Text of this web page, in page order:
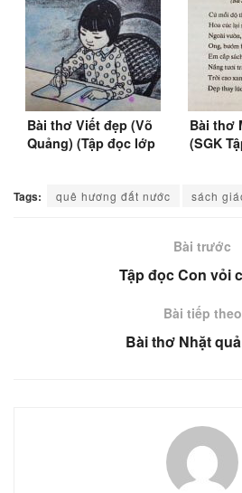
Bài thơ Viết đẹp (Võ
Quảng) (Tập đọc lớp
Bài thơ
(SGK
Tags: quê hương đất nước sách
Bài trước
Tập đọc Con vỏi
Bài tiếp theo
Bài thơ Nhặt